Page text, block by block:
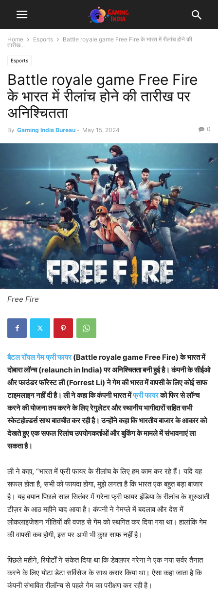
Home Esports
Battle royale game Free Fire के भारत में रीलांच होने की
तारीख...
Esports
Battle royale game Free Fire
के भारत में रीलांच होने की तारीख पर
अनिश्चितता
By Gaming India Bureau - May 15, 2024 0
Free Fire
बैटल रॉयल गेम फ्री फायर(Battle royale game Free Fire) के भारत में
दोबारा लॉन्च (relaunch in India) पर अनिश्चितता बनी हुई है। कंपनी के सीईओ
और फाउंडर फॉरेस्ट ली (Forrest Li) ने गेम की भारत में वापसी के लिए कोई साफ
टाइमलाइन नहीं दी है। ली ने कहा कि कंपनी भारत मेंफ्री फायरको फिर से लॉन्च
करने की योजना तय करने के लिए रेगुलेटर और स्थानीय भागीदारों सहित सभी
स्केटहोल्डर्स साथ बातचीत कर रही है। उन्होंने कहा कि भारतीय बाजार के आकार को
देखते हुए एक सफल रिलांच उपयोगकर्ताओं और बुकिंग के मामले में संभावनाएं ला
सकता है।
ली ने कहा, “भारत में फ्री फायर के रीलांच के लिए हम काम कर रहे हैं। यदि यह
सफल होता है, सभी को फायदा होगा, मुझे लगता है कि भारत एक बहुत बड़ा बाजार
है। यह बयान पिछले साल सितंबर में गरेना फ्री फायर इंडिया के रीलांच के शुरुआती
टीज़र के आठ महीने बाद आया है। कंपनी ने गेमप्ले में बदलाव और देश में
लोकलाइजेशन नीतियों की वजह से गेम को स्थगित कर दिया गया था। हालांकि गेम
की वापसी कब होगी, इस पर अभी भी कुछ साफ नहीं है।
पिछले महीने, रिपोर्टों ने संकेत दिया था कि डेवलपर गरेना ने एक नया सर्वर तैनात
करने के लिए योटा डेटा सर्विसेज के साथ करार किया था। ऐसा कहा जाता है कि
कंपनी संभावित रीलॉन्च से पहले गेम का परीक्षण कर रही है।